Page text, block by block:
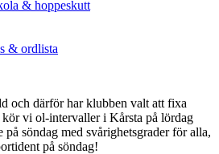
& hoppeskutt
& ordlista
och därför har klubben valt att fixa
vi ol-intervaller i Kårsta på lördag
söndag med svårighetsgrader för alla,
på söndag!